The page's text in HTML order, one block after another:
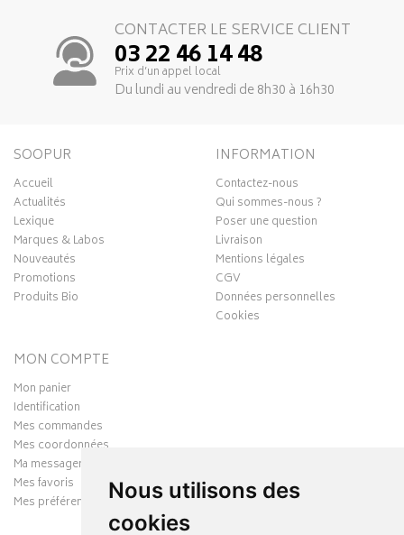
Nous utilisons des
cookies
CONTACTER LE SERVICE CLIENT
03 22 46 14 48
Prix d’un appel local
Du lundi au vendredi de 8h30 à 16h30
SOOPUR
Accueil
Actualités
Lexique
Marques & Labos
Nouveautés
Promotions
Produits Bio
INFORMATION
Contactez-nous
Qui sommes-nous ?
Poser une question
Livraison
Mentions légales
CGV
Données personnelles
Cookies
MON COMPTE
Mon panier
Identification
Mes commandes
Mes coordonnées
Ma messagerie
Mes favoris
Mes préférences Cookies